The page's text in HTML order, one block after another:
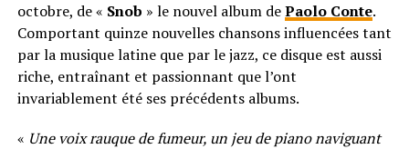
octobre, de « Snob » le nouvel album dePaolo Conte.
Comportant quinze nouvelles chansons influencées tant
par la musique latine que par le jazz, ce disque est aussi
riche, entraînant et passionnant que l’ont
invariablement été ses précédents albums.
« Une voix rauque de fumeur, un jeu de piano naviguant